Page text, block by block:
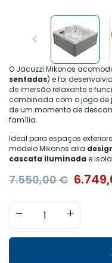
O Jacuzzi Mikonos
sentadas) e foi
de imersão relaxante e
combinada com o jogo de
de um momento de
família.
Ideal para espaços
modelo Mikonos alia
cascata iluminada e
7.550,00€